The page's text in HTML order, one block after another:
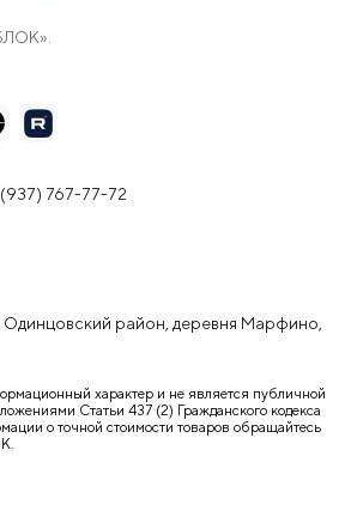
767-77-72
район, деревня Марфино,
характер и не является публичной
Статьи 437 (2) Гражданского кодекса
о точной стоимости товаров обращайтесь